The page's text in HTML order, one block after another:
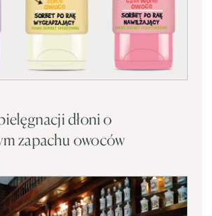
dłoni o
zapachu owoców